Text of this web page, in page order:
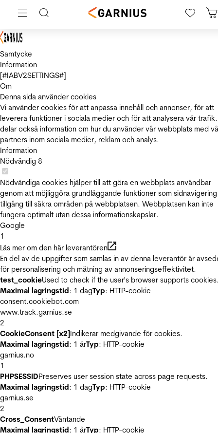
Samtycke
Information
[#IABV2SETTINGS#]
Om
Denna sida använder cookies
Vi använder cookies för att anpassa innehåll och annonser, för att
leverera funktioner i sociala medier och för att analysera vår
delar också information om hur du använder vår webbplats med
partners inom sociala medier, reklam och analys.
Information
Nödvändig 8
Nödvändiga cookies hjälper till att göra en webbplats användbar
genom att möjliggöra grundläggande funktioner som
tillgång till säkra områden på webbplatsen. Webbplatsen kan inte
fungera optimalt utan dessa informationskapslar.
Google
1
Läs mer om den här leverantören
En del av de uppgifter som samlas in av denna leverantör är
för personalisering och mätning av annonseringseffektivitet.
test_cookieUsed to check if the user's browser supports
Maximal lagringstid: 1 dagTyp: HTTP-cookie
consent.cookiebot.com
www.track.garnius.se
2
CookieConsent [x2]Indikerar medgivande för cookies.
Maximal lagringstid: 1 årTyp: HTTP-cookie
garnius.no
1
PHPSESSIDPreserves user session state across page requests.
Maximal lagringstid: 1 dagTyp: HTTP-cookie
garnius.se
2
Cross_ConsentVäntande
Maximal lagringstid: 1 årTyp: HTTP-cookie